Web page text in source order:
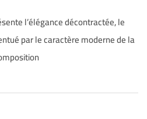
l’élégance décontractée, le
par le caractère moderne de la